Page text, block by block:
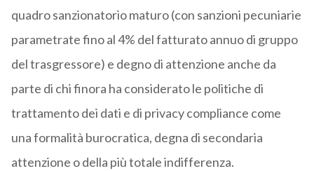
quadro sanzionatorio maturo (con sanzioni pecuniarie
parametrate fino al 4% del fatturato annuo di gruppo
del trasgressore) e degno di attenzione anche da
parte di chi finora ha considerato le politiche di
trattamento dei dati e di privacy compliance come
una formalità burocratica, degna di secondaria
attenzione o della più totale indifferenza.